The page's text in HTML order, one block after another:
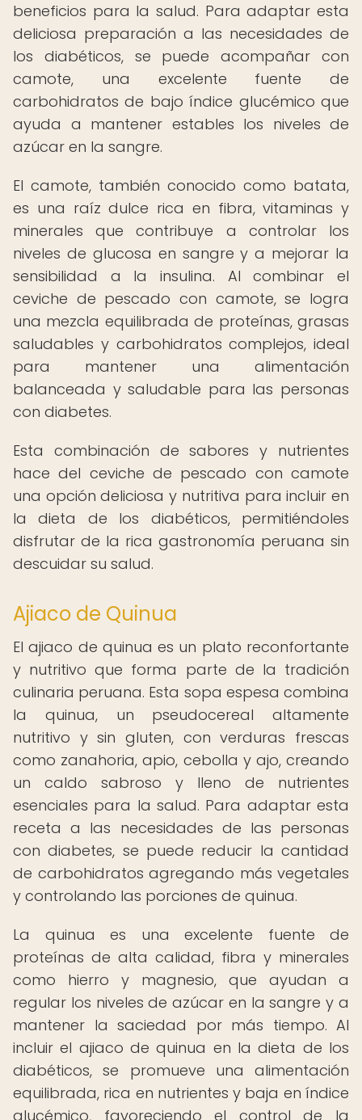
beneficios para la salud. Para adaptar esta
deliciosa preparación a las necesidades de
los diabéticos, se puede acompañar con
camote, una excelente fuente de
carbohidratos de bajo índice glucémico que
ayuda a mantener estables los niveles de
azúcar en la sangre.
El camote, también conocido como batata,
es una raíz dulce rica en fibra, vitaminas y
minerales que contribuye a controlar los
niveles de glucosa en sangre y a mejorar la
sensibilidad a la insulina. Al combinar el
ceviche de pescado con camote, se logra
una mezcla equilibrada de proteínas, grasas
saludables y carbohidratos complejos, ideal
para mantener una alimentación
balanceada y saludable para las personas
con diabetes.
Esta combinación de sabores y nutrientes
hace del ceviche de pescado con camote
una opción deliciosa y nutritiva para incluir en
la dieta de los diabéticos, permitiéndoles
disfrutar de la rica gastronomía peruana sin
descuidar su salud.
Ajiaco de Quinua
El ajiaco de quinua es un plato reconfortante
y nutritivo que forma parte de la tradición
culinaria peruana. Esta sopa espesa combina
la quinua, un pseudocereal altamente
nutritivo y sin gluten, con verduras frescas
como zanahoria, apio, cebolla y ajo, creando
un caldo sabroso y lleno de nutrientes
esenciales para la salud. Para adaptar esta
receta a las necesidades de las personas
con diabetes, se puede reducir la cantidad
de carbohidratos agregando más vegetales
y controlando las porciones de quinua.
La quinua es una excelente fuente de
proteínas de alta calidad, fibra y minerales
como hierro y magnesio, que ayudan a
regular los niveles de azúcar en la sangre y a
mantener la saciedad por más tiempo. Al
incluir el ajiaco de quinua en la dieta de los
diabéticos, se promueve una alimentación
equilibrada, rica en nutrientes y baja en índice
glucémico, favoreciendo el control de la